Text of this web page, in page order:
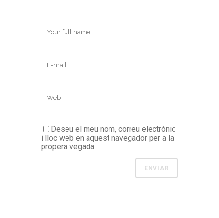
Deseu el meu nom, correu electrònic
i lloc web en aquest navegador per a la
propera vegada